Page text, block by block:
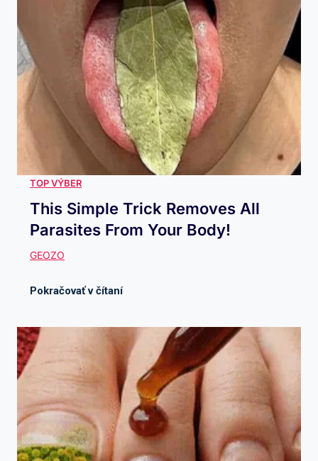
This Simple Trick Removes All
Parasites From Your Body!